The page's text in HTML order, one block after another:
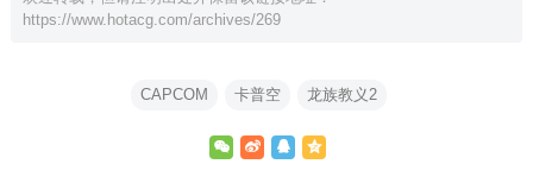
https://www.hotacg.com/archives/269
CAPCOM 卡普空 龙族教义2